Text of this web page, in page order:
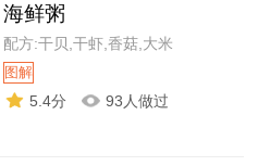
海鲜粥
配方:干贝,干虾,香菇,大米
图解
5.4分 93人做过